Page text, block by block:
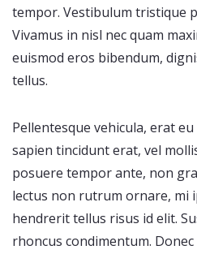
tempor. Vestibulum tristique
Vivamus in nisl nec quam
euismod eros bibendum,
tellus.
Pellentesque vehicula, erat
sapien tincidunt erat, vel
posuere tempor ante, non
lectus non rutrum ornare, mi
hendrerit tellus risus id elit.
rhoncus condimentum.